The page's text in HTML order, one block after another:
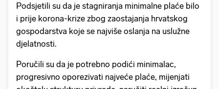
Podsjetili su da je stagniranja minimalne plaće bilo
i prije korona-krize zbog zaostajanja hrvatskog
gospodarstva koje se najviše oslanja na uslužne
djelatnosti.
Poručili su da je potrebno podići minimalac,
progresivno oporezivati najveće plaće, mijenjati